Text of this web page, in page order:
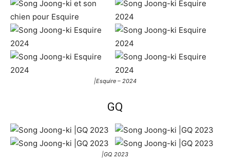
|Esquire – 2024
GQ
|GQ 2023